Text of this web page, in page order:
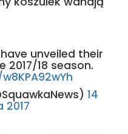
have unveiled their
2017/18 season.
14
2017